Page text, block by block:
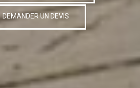
DEMANDER UN DEVIS